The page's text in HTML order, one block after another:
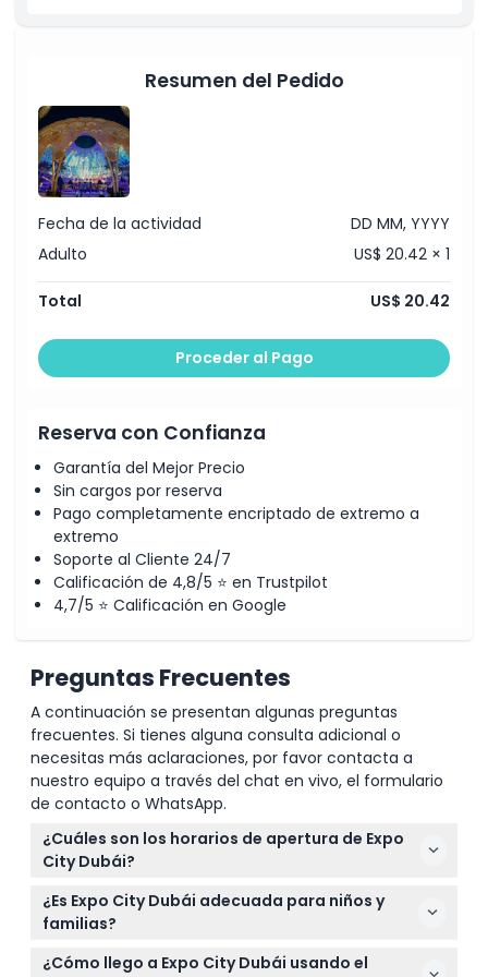
Resumen del Pedido
Fecha de la actividad
DD MM, YYYY
Adulto
US$ 20.42 × 1
Total US$ 20.42
Proceder al Pago
Reserva con Confianza
Garantía del Mejor Precio
Sin cargos por reserva
Pago completamente encriptado de extremo a
extremo
Soporte al Cliente 24/7
Calificación de 4,8/5 ⭐ en Trustpilot
4,7/5 ⭐ Calificación en Google
Preguntas Frecuentes
A continuación se presentan algunas preguntas
frecuentes. Si tienes alguna consulta adicional o
necesitas más aclaraciones, por favor contacta a
nuestro equipo a través del chat en vivo, el formulario
de contacto o WhatsApp.
¿Cuáles son los horarios de apertura de Expo
City Dubái?
Expo City Dubái está abierta diariamente de 9:00
AM a 11:00 PM, con pabellones específicos como
(última entrada alrededor de las 7:15-7:30 PM)
¿Es Expo City Dubái adecuada para niños y
familias?
Sí, los niños menores de 12 años entran gratis pero
¿Cómo llego a Expo City Dubái usando el